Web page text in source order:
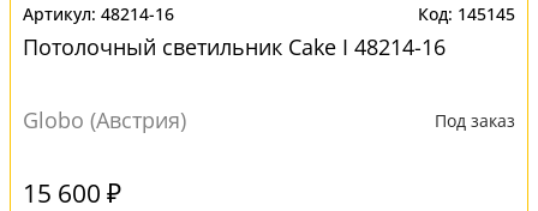
48214-16 145145
Потолочный светильник Cake I 48214-16
Globo (Австрия) Под заказ
15 600 ₽